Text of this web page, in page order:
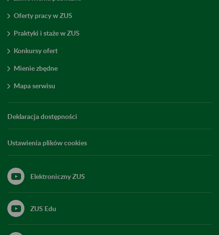
Oferty pracy w ZUS
Praktyki i staże w ZUS
Konkursy ofert
Mienie zbędne
Mapa serwisu
Deklaracja dostępności
Ustawienia plików cookies
Elektroniczny ZUS
ZUS Edu